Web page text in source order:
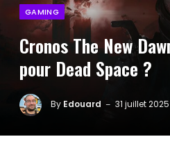
GAMING
Cronos The New
pour Dead Space ?
By Edouard 31 juillet 2025